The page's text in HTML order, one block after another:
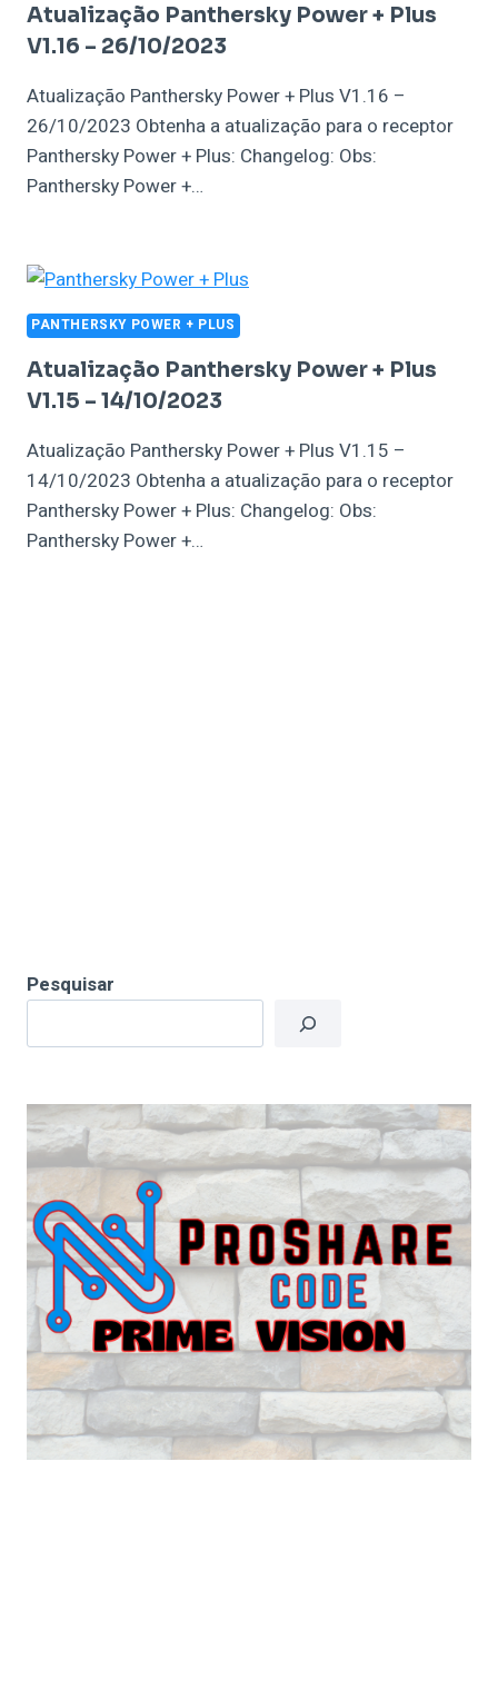
Atualização Panthersky Power + Plus
V1.16 – 26/10/2023
Atualização Panthersky Power + Plus V1.16 –
26/10/2023 Obtenha a atualização para o receptor
Panthersky Power + Plus: Changelog: Obs:
Panthersky Power +…
PANTHERSKY POWER + PLUS
Atualização Panthersky Power + Plus
V1.15 – 14/10/2023
Atualização Panthersky Power + Plus V1.15 –
14/10/2023 Obtenha a atualização para o receptor
Panthersky Power + Plus: Changelog: Obs:
Panthersky Power +…
Pesquisar